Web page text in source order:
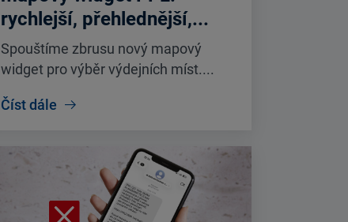
rychlejší, přehlednější,...
Spouštíme zbrusu nový mapový
widget pro výběr výdejních míst....
Číst dále